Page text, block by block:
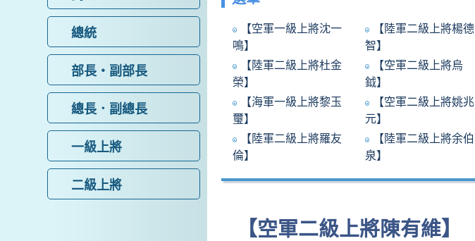
總統
部長‧副部長
總長．副總長
一級上將
二級上將
【空軍一級上將沈一
鳴】
【陸軍二級上將楊德
智】
【陸軍二級上將杜金
榮】
【空軍二級上將烏
鉞】
【海軍一級上將黎玉
璽】
【空軍二級上將姚兆
元】
【陸軍二級上將羅友
倫】
【陸軍二級上將余伯
泉】
【空軍二級上將陳有維】